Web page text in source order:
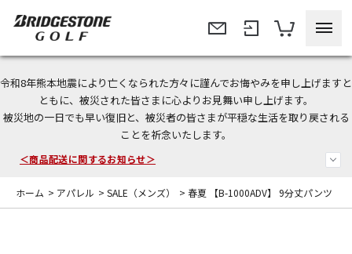
令和8年熊本地震により亡くなられた方々に謹んでお悔やみを申し上げますと
ともに、被災された皆さまに心よりお見舞い申し上げます。
被災地の一日でも早い復旧と、被災者の皆さまが平穏な生活を取り戻される
ことを祈念いたします。
今なら新規会員登録で1,000円OFFクーポンプレゼント！
＜商品配送に関するお知らせ＞
＜夏季休暇中のご注文・発送・お問い合わせ＞
ホーム > アパレル > SALE（メンズ） > 春夏 【B-1000ADV】 9分丈パンツ